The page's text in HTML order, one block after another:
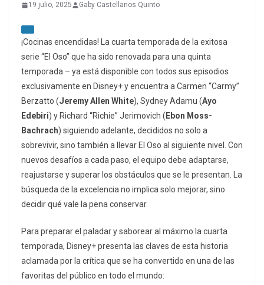
19 julio, 2025 Gaby Castellanos Quinto
¡Cocinas encendidas! La cuarta temporada de la exitosa
serie “El Oso” que ha sido renovada para una quinta
temporada – ya está disponible con todos sus episodios
exclusivamente en Disney+ y encuentra a Carmen “Carmy”
Berzatto (Jeremy Allen White), Sydney Adamu (Ayo
Edebiri) y Richard “Richie” Jerimovich ( Ebon Moss-
Bachrach) siguiendo adelante, decididos no solo a
sobrevivir, sino también a llevar El Oso al siguiente nivel. Con
nuevos desafíos a cada paso, el equipo debe adaptarse,
reajustarse y superar los obstáculos que se le presentan. La
búsqueda de la excelencia no implica solo mejorar, sino
decidir qué vale la pena conservar.
Para preparar el paladar y saborear al máximo la cuarta
temporada, Disney+ presenta las claves de esta historia
aclamada por la crítica que se ha convertido en una de las
favoritas del público en todo el mundo: